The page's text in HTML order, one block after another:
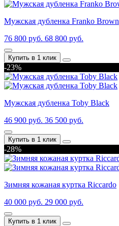
Мужская дубленка Franko Brown
76 800 руб. 68 800 руб.
Купить в 1 клик
-23%
Мужская дубленка Toby Black
46 900 руб. 36 500 руб.
Купить в 1 клик
-28%
Зимняя кожаная куртка Riccardo
40 000 руб. 29 000 руб.
Купить в 1 клик